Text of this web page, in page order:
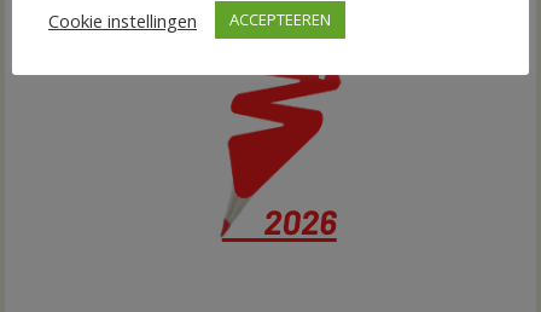
Cookie instellingen
ACCEPTEEREN